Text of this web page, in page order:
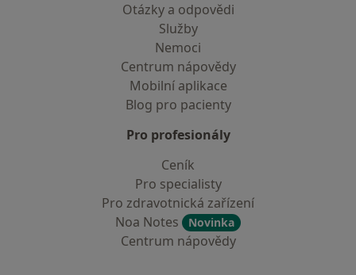
Otázky a odpovědi
Služby
Nemoci
Centrum nápovědy
Mobilní aplikace
Blog pro pacienty
Pro profesionály
Ceník
Pro specialisty
Pro zdravotnická zařízení
Noa Notes
Novinka
Centrum nápovědy